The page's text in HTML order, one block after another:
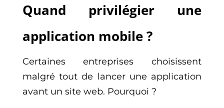
Quand privilégier une
application mobile ?
Certaines entreprises choisissent
malgré tout de lancer une application
avant un site web. Pourquoi ?